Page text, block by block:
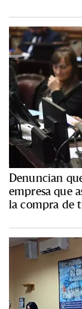
Denuncian
empresa que
la compra de